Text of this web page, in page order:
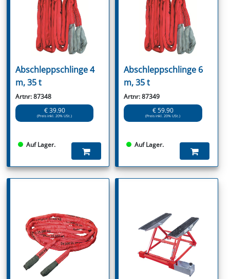
Abschleppschlinge 4
m, 35 t
Artnr: 87348
€ 39.90
(Preis inkl. 20% USt.)
Auf Lager.
Abschleppschlinge 6
m, 35 t
Artnr: 87349
€ 59.90
(Preis inkl. 20% USt.)
Auf Lager.